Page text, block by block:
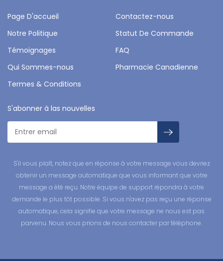
Page D'accueil
Contactez-nous
Notre Politique
Statut De Commande
Témoignages
FAQ
Qui Sommes-nous
Pharmacie Canadienne
Termes & Conditions
S'abonner à las nouvelles
S'il vous plaît, notez que en réponse à votre message vous devriez
obtenir un message automatique que vous informant que votre
message a été reçu. Notre équipe de support répondra à votre
demande le plus tôt possible. Si vous n'avez pas reçu une réponse
automatique, cela signifie que votre message ne nous est pas
parvenu. Nous vous prions de nous contacter par téléphone.